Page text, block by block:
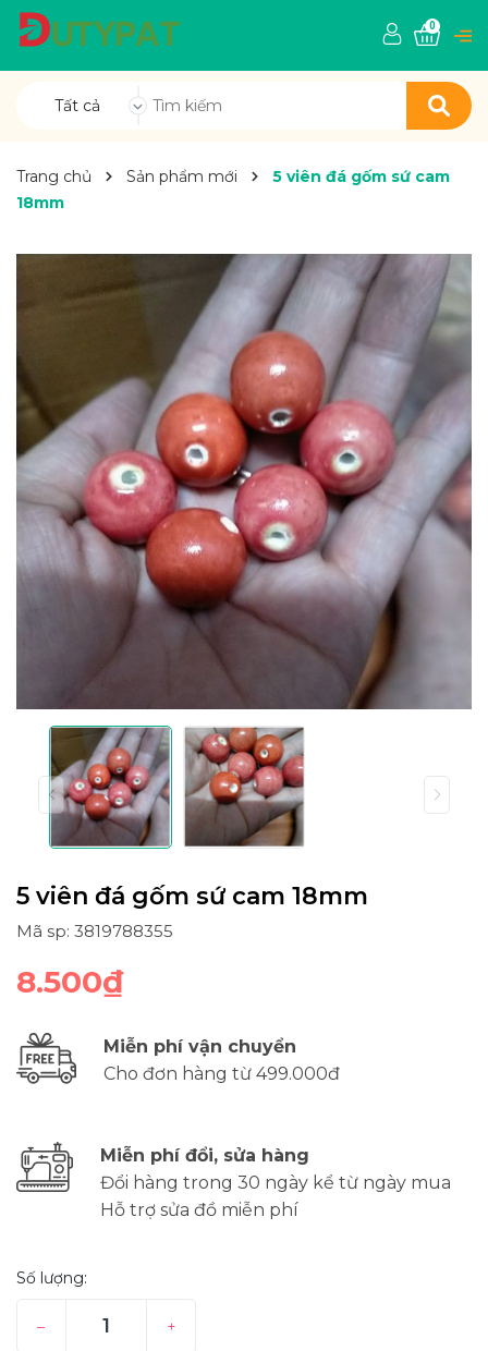
Tất cả
0
Trang chủ Sản phẩm mới
5 viên đá gốm sứ cam
18mm
5 viên đá gốm sứ cam 18mm
Mã sp: 3819788355
8.500₫
Miễn phí vận chuyển
Cho đơn hàng từ 499.000đ
Miễn phí đổi, sửa hàng
Đổi hàng trong 30 ngày kể từ ngày mua
Hỗ trợ sửa đồ miễn phí
Số lượng:
– +